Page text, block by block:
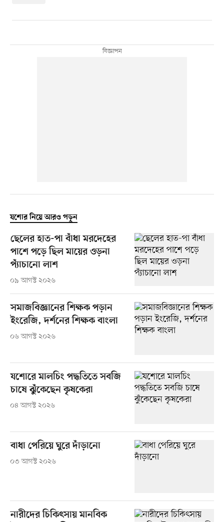
যশোর নিয়ে আরও পড়ুন
ছেলের হাত-পা বাঁধা মরদেহের
পাশে পড়ে ছিল মায়ের ওড়না
প্যাঁচানো লাশ
০৯ আগস্ট ২০২৬
সমাজবিজ্ঞানের শিক্ষক পড়ান
ইংরেজি, দর্শনের শিক্ষক বাংলা
০৬ আগস্ট ২০২৬
যশোরে মালচিং পদ্ধতিতে সবজি
চাষে ঝুঁকেছেন কৃষকেরা
০৪ আগস্ট ২০২৬
বাধা পেরিয়ে ঘুরে দাঁড়ানো
০৩ আগস্ট ২০২৬
নারীদের চিকিৎসায় মানবিক